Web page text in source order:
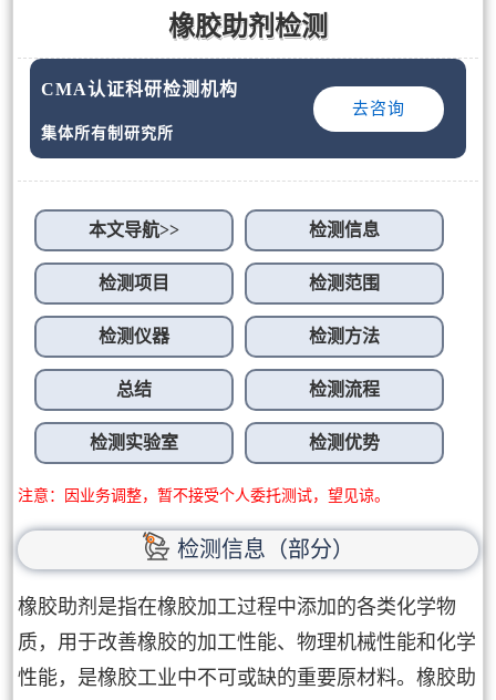
橡胶助剂检测
CMA认证科研检测机构
集体所有制研究所
去咨询
本文导航>> 检测信息
检测项目 检测范围
检测仪器 检测方法
总结 检测流程
检测实验室 检测优势
注意：因业务调整，暂不接受个人委托测试，望见谅。
检测信息（部分）
橡胶助剂是指在橡胶加工过程中添加的各类化学物
质，用于改善橡胶的加工性能、物理机械性能和化学
性能，是橡胶工业中不可或缺的重要原材料。橡胶助